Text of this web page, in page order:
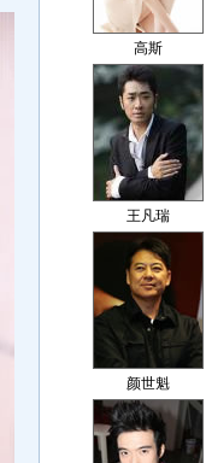
高斯
王凡瑞
颜世魁